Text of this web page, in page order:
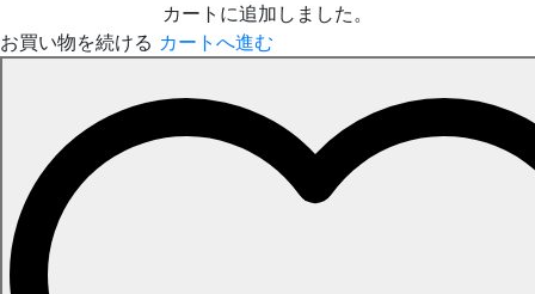
カートに追加しました。
お買い物を続ける カートへ進む